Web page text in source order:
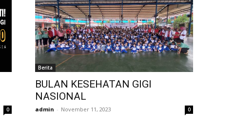
0
Berita
BULAN KESEHATAN GIGI
NASIONAL
admin - November 11, 2023 0